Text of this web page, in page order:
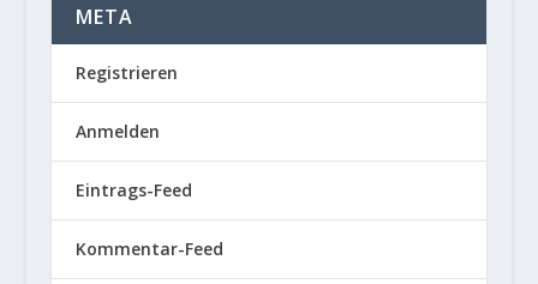
META
Registrieren
Anmelden
Eintrags-Feed
Kommentar-Feed